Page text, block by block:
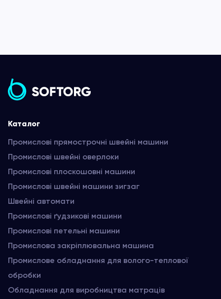
Каталог
Промислові прямострочні швейні машини
Промислові швейні оверлоки
Промислові плоскошовні машини
Промислові швейні машини зигзаг
Швейні автомати
Промислові ґудзикові машини
Промислові петельні машини
Промислова закріплювальна машина
Промислове обладнання для волого-теплової
обробки
Обладнання для виробництва матраців